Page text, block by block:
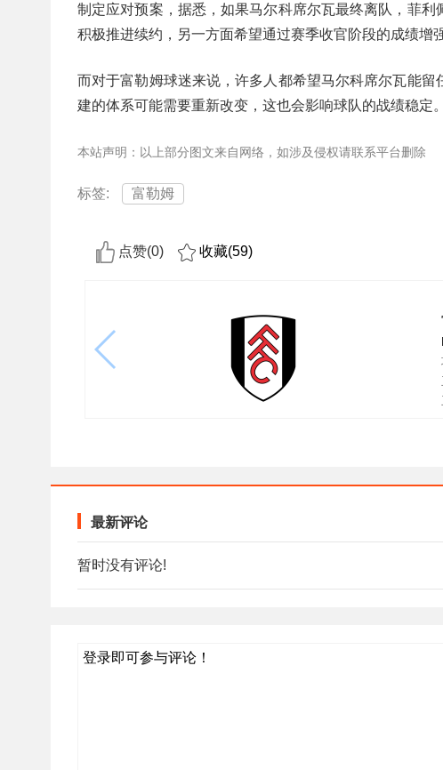
制定应对预案，据悉，如果马尔科席尔瓦最终离队，菲
积极推进续约，另一方面希望通过赛季收官阶段的成绩增
而对于富勒姆球迷来说，许多人都希望马尔科席尔瓦能
建的体系可能需要重新改变，这也会影响球队的战绩稳定。
本站声明：以上部分图文来自网络，如涉及侵权请联系平台删除
标签: 富勒姆
点赞(0) 收藏(59)
最新评论
暂时没有评论!
登录即可参与评论！